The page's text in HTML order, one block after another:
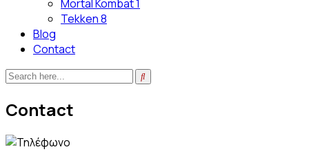
Mortal Kombat 1
Tekken 8
Blog
Contact
Contact